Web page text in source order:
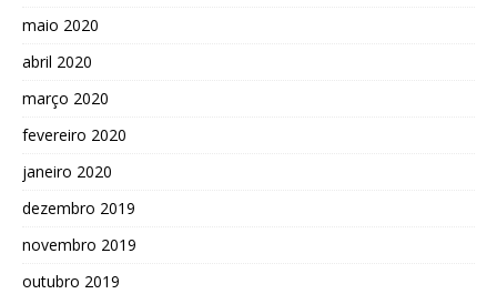
maio 2020
abril 2020
março 2020
fevereiro 2020
janeiro 2020
dezembro 2019
novembro 2019
outubro 2019